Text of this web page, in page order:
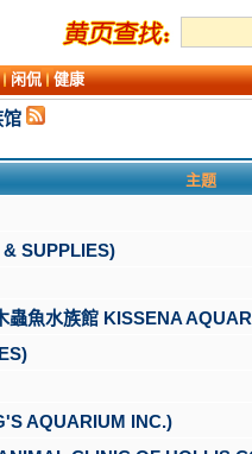
闲侃 健康
馆
主题
SUPPLIES)
蟲魚水族館 KISSENA
AQUARIUM INC.)